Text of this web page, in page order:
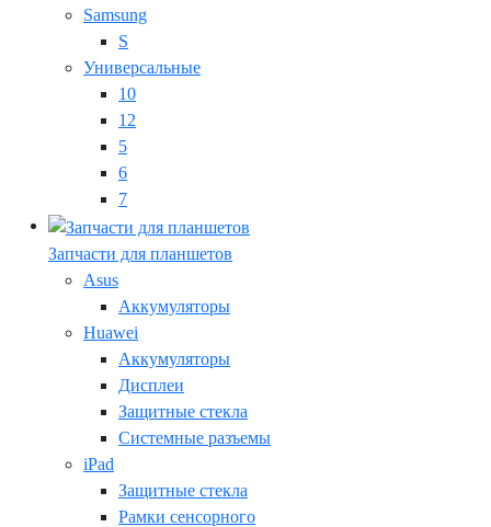
Samsung
S
Универсальные
10
12
5
6
7
Запчасти для планшетов
Asus
Аккумуляторы
Huawei
Аккумуляторы
Дисплеи
Защитные стекла
Системные разъемы
iPad
Защитные стекла
Рамки сенсорного